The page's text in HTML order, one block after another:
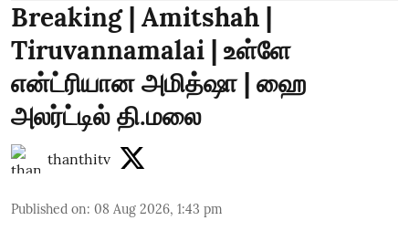
Breaking | Amitshah |
Tiruvannamalai | உள்ளே
என்ட்ரியான அமித்ஷா | ஹை
அலர்ட்டில் தி.மலை
thanthitv
Published on: 08 Aug 2026, 1:43 pm